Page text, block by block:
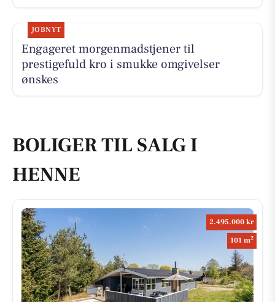
JOBNYT
Engageret morgenmadstjener til
prestigefuld kro i smukke omgivelser
ønskes
BOLIGER TIL SALG I
HENNE
2.495.000 kr
101 m2